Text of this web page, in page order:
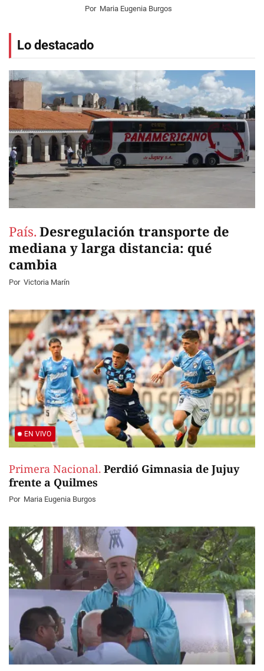
Por Maria Eugenia Burgos
Lo destacado
País. Desregulación transporte de
mediana y larga distancia: qué
cambia
Por Victoria Marín
EN VIVO
Primera Nacional. Perdió Gimnasia de Jujuy
frente a Quilmes
Por Maria Eugenia Burgos